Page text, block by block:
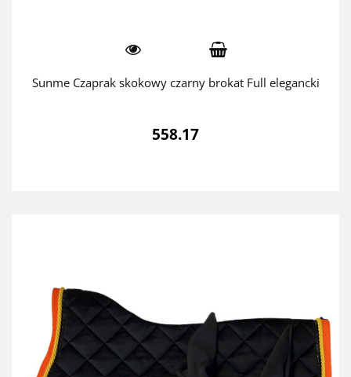
Sunme Czaprak skokowy czarny brokat Full elegancki
558.17